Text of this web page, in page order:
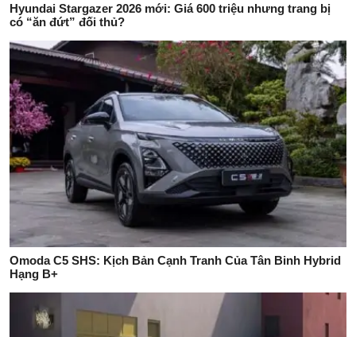
Hyundai Stargazer 2026 mới: Giá 600 triệu nhưng trang bị
có “ăn đứt” đối thủ?
Omoda C5 SHS: Kịch Bản Cạnh Tranh Của Tân Binh Hybrid
Hạng B+